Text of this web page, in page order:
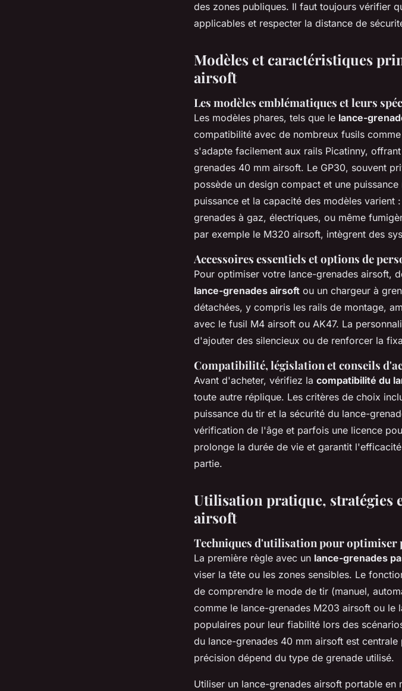
des zones publiques. Il faut toujours vérifier
applicables et respecter la distance de
Modèles et caractéristiques
airsoft
Les modèles emblématiques et leurs
Les modèles phares, tels que le lance-
compatibilité avec de nombreux fusils
s'adapte facilement aux rails Picatinny,
grenades 40 mm airsoft. Le GP30, souvent
possède un design compact et une
puissance et la capacité des modèles
grenades à gaz, électriques, ou même
par exemple le M320 airsoft, intègrent des
Accessoires essentiels et options de
Pour optimiser votre lance-grenades airsoft,
lance-grenades airsoft ou un chargeur à
détachées, y compris les rails de montage,
avec le fusil M4 airsoft ou AK47. La
d'ajouter des silencieux ou de renforcer la
Compatibilité, législation et conseils
Avant d'acheter, vérifiez la compatibilité du
toute autre réplique. Les critères de choix
puissance du tir et la sécurité du lance-
vérification de l'âge et parfois une licence
prolonge la durée de vie et garantit
partie.
Utilisation pratique, stratégies
airsoft
Techniques d'utilisation pour optimiser
La première règle avec un lance-grenades
viser la tête ou les zones sensibles. Le
de comprendre le mode de tir (manuel,
comme le lance-grenades M203 airsoft ou le
populaires pour leur fiabilité lors des
du lance-grenades 40 mm airsoft est
précision dépend du type de grenade utilisé.
Utiliser un lance-grenades airsoft portable